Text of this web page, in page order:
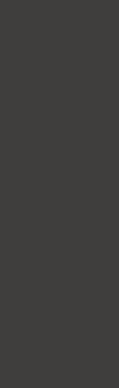
wordt niet altijd
speelt bij alle
publieke
en externe
en
is niet altijd
mogelijkheden.